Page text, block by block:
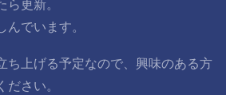
更新。
でいます。
ち上げる予定なので、興味のある方
さい。